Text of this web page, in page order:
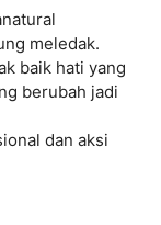
meledak.
baik hati yang
berubah jadi
dan aksi